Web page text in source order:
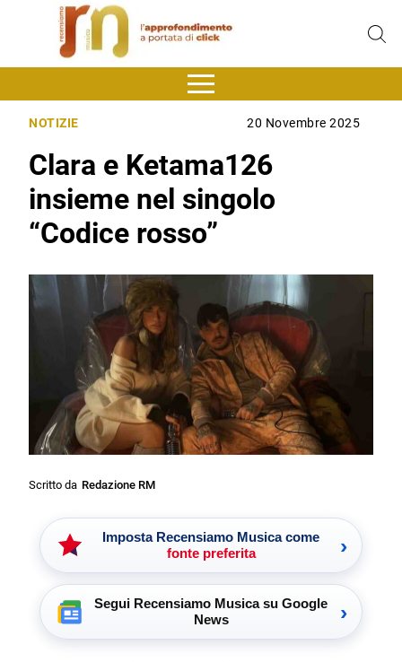
NOTIZIE 20 Novembre 2025
Clara e Ketama126
insieme nel singolo
“Codice rosso”
Scritto da Redazione RM
Imposta Recensiamo Musica come
fonte preferita
›
Segui Recensiamo Musica su Google
News
›